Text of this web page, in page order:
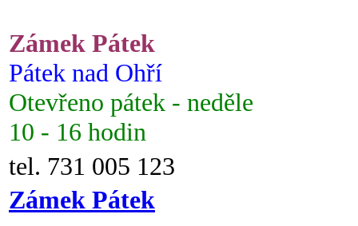
Zámek Pátek
Pátek nad Ohří
Otevřeno pátek - neděle
10 - 16 hodin
tel. 731 005 123
Zámek Pátek